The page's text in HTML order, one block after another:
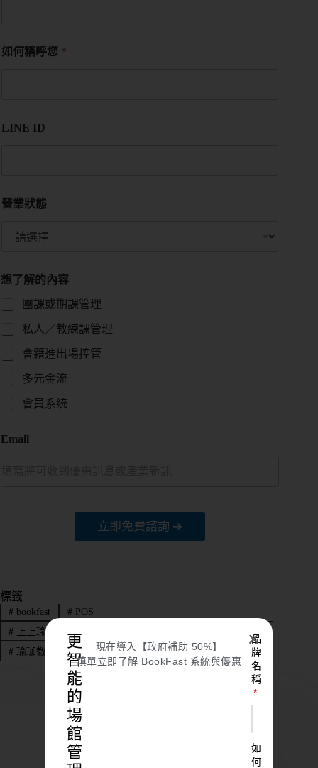
如何稱呼您 *
LINE ID
營業狀態
想了解的內容
團課或期課管理
私人／教練課管理
會籍進出場控管
多元金流
會員系統
Email
立即免費諮詢 ➔
標籤
#bookfast #POS
#上上瑜珈，瑜珈工作室，瑜珈教室，瑜珈經營，瑜珈課程
#瑜珈教室
更
智
能
的
場
館
管
現在導入【政府補助 50%】
填單立即了解 BookFast 系統與優惠
品
牌
名
稱
如
何
✕